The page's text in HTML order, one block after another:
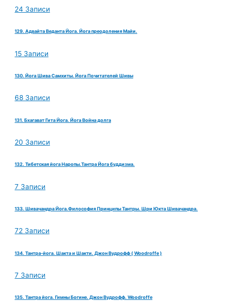
24 Записи
129. Адвайта Веданта Йога. Йога преодоления Майи.
15 Записи
130. Йога Шива Самхиты. Йога Почитателей Шивы
68 Записи
131. Бхагават Гита Йога. Йога Война долга
20 Записи
132. Тибетская йога Наропы.Тантра Йога буддизма.
7 Записи
133. Шивачандра Йога.Философия Принципы Тантры. Шри Юкта Шивачандра.
72 Записи
134. Тантра-йога. Шакта и Шакти. Джон Вудрофф ( Woodroffe )
7 Записи
135. Тантра йога. Гимны Богине. Джон Вудрофф. Woodroffe